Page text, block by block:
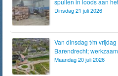
spullen in loods aan
Dinsdag 21 juli 2026
Van dinsdag t/m
Barendrecht;
Maandag 20 juli 2026